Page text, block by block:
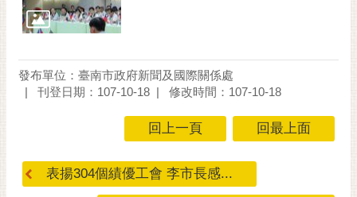
置
發布單位：臺南市政府新聞及國際關係處
刊登日期：107-10-18
修改時間：107-10-18
回上一頁 回最上面
表揚304個績優工會 李市長感...